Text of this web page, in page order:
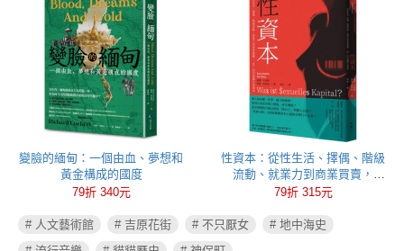
變臉的緬甸：一個由血、夢想和
黃金構成的國度
79折 340元
性資本：從性生活、擇偶、階級
流動、就業力到商業買賣，
「性」如何被轉化為資本
79折 315元
# 人文藝術館 # 吉原花街 # 不只厭女
# 地中海史